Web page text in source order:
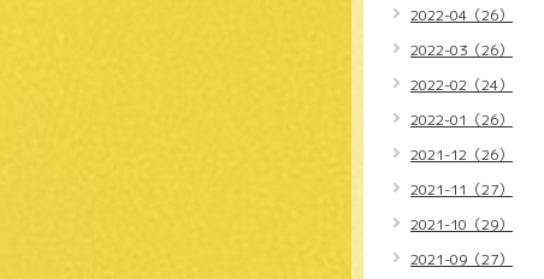
2022-04（26）
2022-03（26）
2022-02（24）
2022-01（26）
2021-12（26）
2021-11（27）
2021-10（29）
2021-09（27）